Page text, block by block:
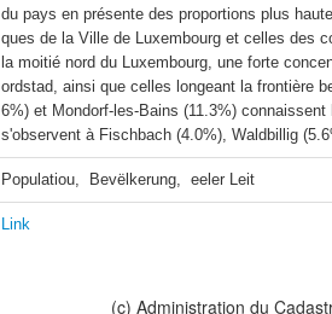
du pays en présente des proportions plus
ques de la Ville de Luxembourg et celles des
la moitié nord du Luxembourg, une forte
ordstad, ainsi que celles longeant la frontière
6%) et Mondorf-les-Bains (11.3%)
s'observent à Fischbach (4.0%), Waldbillig
Populatiou,  Bevëlkerung,  eeler Leit
Link
(c) Administration du